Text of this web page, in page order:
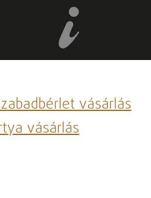
vásárlás
vásárlás